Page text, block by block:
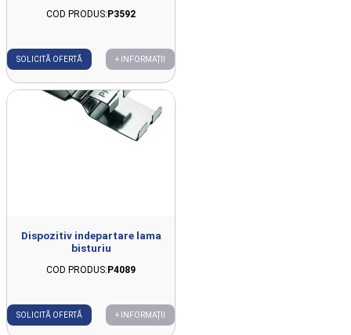
COD PRODUS: P3592
SOLICITĂ OFERTĂ + INFORMAȚII
Dispozitiv indepartare lama
bisturiu
COD PRODUS:P4089
SOLICITĂ OFERTĂ + INFORMAȚII